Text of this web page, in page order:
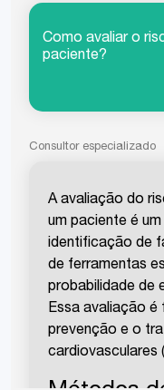
Como avaliar o
paciente?
Consultor especializado
A avaliação do
um paciente é
identificação de
de ferramentas
probabilidade de
Essa avaliação é
prevenção e o
cardiovasculares